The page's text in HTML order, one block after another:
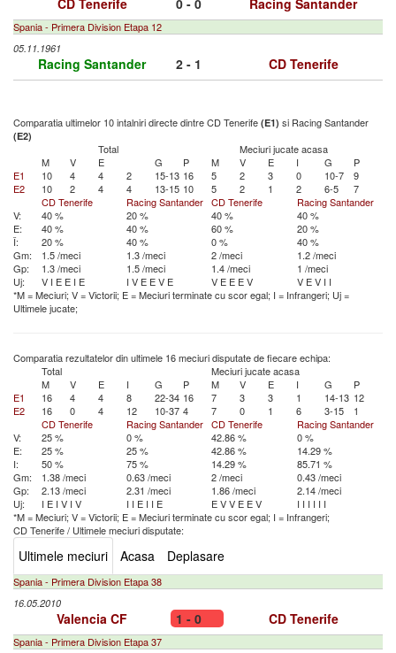
CD Tenerife 0 - 0 Racing Santander
Spania - Primera Division Etapa 12
05.11.1961
Racing Santander 2 - 1 CD Tenerife
Comparatia ultimelor 10 intalniri directe dintre CD Tenerife (E1) si Racing Santander
(E2)
Total
Meciuri jucate acasa
M
V E G P M V E I G
P
E1
10 4 4 2 15-13 16 5 2 3 0 10-7
9
E2
10 2 4 4 13-15 10 5 2 1 2 6-5
7
CD Tenerife
Racing Santander CD Tenerife
Racing Santander
V:
40 % 20 % 40 %
40 %
E:
40 % 40 % 60 %
20 %
Î:
20 % 40 % 0 %
40 %
Gm:
1.5 /meci 1.3 /meci 2 /meci
1.2 /meci
Gp:
1.3 /meci 1.5 /meci 1.4 /meci
1 /meci
Uj:
V I E E I E I V E EV E V E E EV V EV I I
*M = Meciuri; V = Victorii; E = Meciuri terminate cu scor egal; I = Infrangeri; Uj =
Ultimele jucate;
Comparatia rezultatelor din ultimele 16 meciuri disputate de fiecare echipa:
Total
Meciuri jucate acasa
M
V E I G P M V E I G
P
E1
16 4 4 8 22-34 16 7 3 3 1 14-13 12
E2
16 0 4 12 10-37 4 7 0 1 6 3-15
1
CD Tenerife
Racing Santander CD Tenerife
Racing Santander
V:
25 % 0 % 42.86 %
0 %
E:
25 % 25 % 42.86 %
14.29 %
I:
50 % 75 % 14.29 %
85.71 %
Gm:
1.38 /meci 0.63 /meci 2 /meci
0.43 /meci
Gp:
2.13 /meci 2.31 /meci 1.86 /meci
2.14 /meci
Uj:
I E I V I V I I E I I E EVV E EV I I I I I I
*M = Meciuri; V = Victorii; E = Meciuri terminate cu scor egal; I = Infrangeri;
CD Tenerife/ Ultimele meciuri disputate:
Ultimele meciuri Acasa Deplasare
Spania - Primera Division Etapa 38
16.05.2010
Valencia CF 1 - 0 CD Tenerife
Spania - Primera Division Etapa 37